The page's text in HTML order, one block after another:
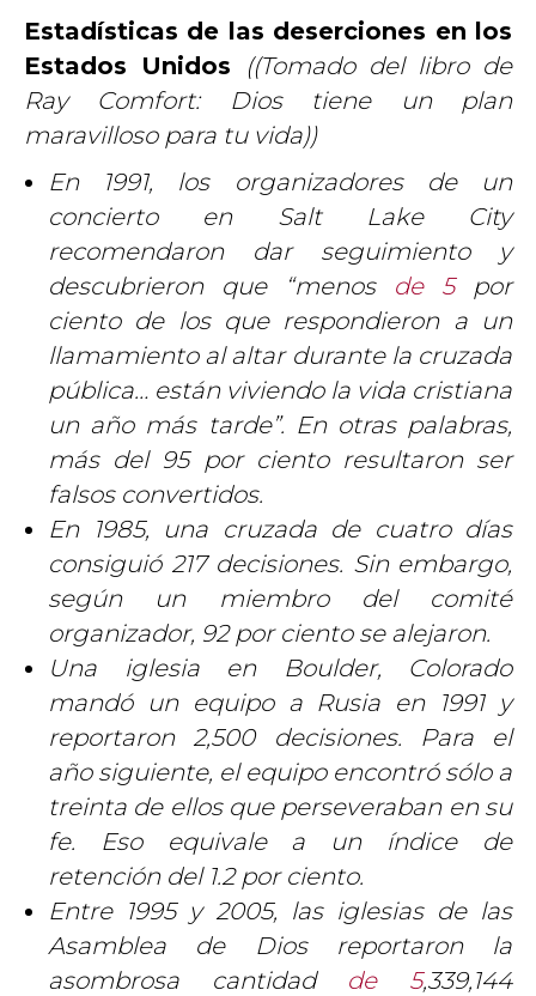
Estadísticas de las deserciones en los
Estados Unidos
((Tomado del libro de
Ray Comfort: Dios tiene un plan
maravilloso para tu vida))
En 1991, los organizadores de un
concierto en Salt Lake City
recomendaron dar seguimiento y
descubrieron que “menos de 5por
ciento de los que respondieron a un
llamamiento al altar durante la cruzada
pública… están viviendo la vida cristiana
un año más tarde”. En otras palabras,
más del 95 por ciento resultaron ser
falsos convertidos.
En 1985, una cruzada de cuatro días
consiguió 217 decisiones. Sin embargo,
según un miembro del comité
organizador, 92 por ciento se alejaron.
Una iglesia en Boulder, Colorado
mandó un equipo a Rusia en 1991 y
reportaron 2,500 decisiones. Para el
año siguiente, el equipo encontró sólo a
treinta de ellos que perseveraban en su
fe. Eso equivale a un índice de
retención del 1.2 por ciento.
Entre 1995 y 2005, las iglesias de las
Asamblea de Dios reportaron la
asombrosa cantidad de 5,339,144